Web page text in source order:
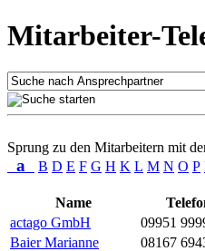
Mitarbeiter-
Sprung zu den Mitarbeitern mit
a B D E F G H K L M N O P
Name
actago GmbH
09951
Baier Marianne
08167